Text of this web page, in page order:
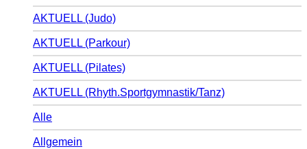
AKTUELL (Judo)
AKTUELL (Parkour)
AKTUELL (Pilates)
AKTUELL (Rhyth.Sportgymnastik/Tanz)
Alle
Allgemein